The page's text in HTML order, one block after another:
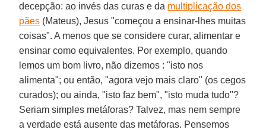
decepção: ao invés das curas e da multiplicação dos
pães (Mateus), Jesus "começou a ensinar-lhes muitas
coisas". A menos que se considere curar, alimentar e
ensinar como equivalentes. Por exemplo, quando
lemos um bom livro, não dizemos : "isto nos
alimenta"; ou então, "agora vejo mais claro" (os cegos
curados); ou ainda, "isto faz bem", "isto muda tudo"?
Seriam simples metáforas? Talvez, mas nem sempre
a verdade está ausente das metáforas. Pensemos